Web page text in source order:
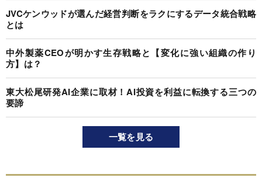
JVCケンウッドが選んだ経営判断をラクにするデータ統合戦略
とは
中外製薬CEOが明かす生存戦略と【変化に強い組織の作り
方】は？
東大松尾研発AI企業に取材！AI投資を利益に転換する三つの
要諦
一覧を見る